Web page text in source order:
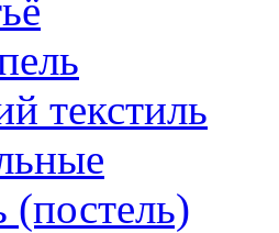
текстиль
(постель)